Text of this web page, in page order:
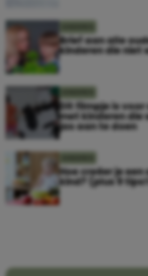
Brief aan alle
kinderen die niet
Dit filmpje is
met kinderen die
jas aan te doen
Hoe creëer je
kind? (plus 9